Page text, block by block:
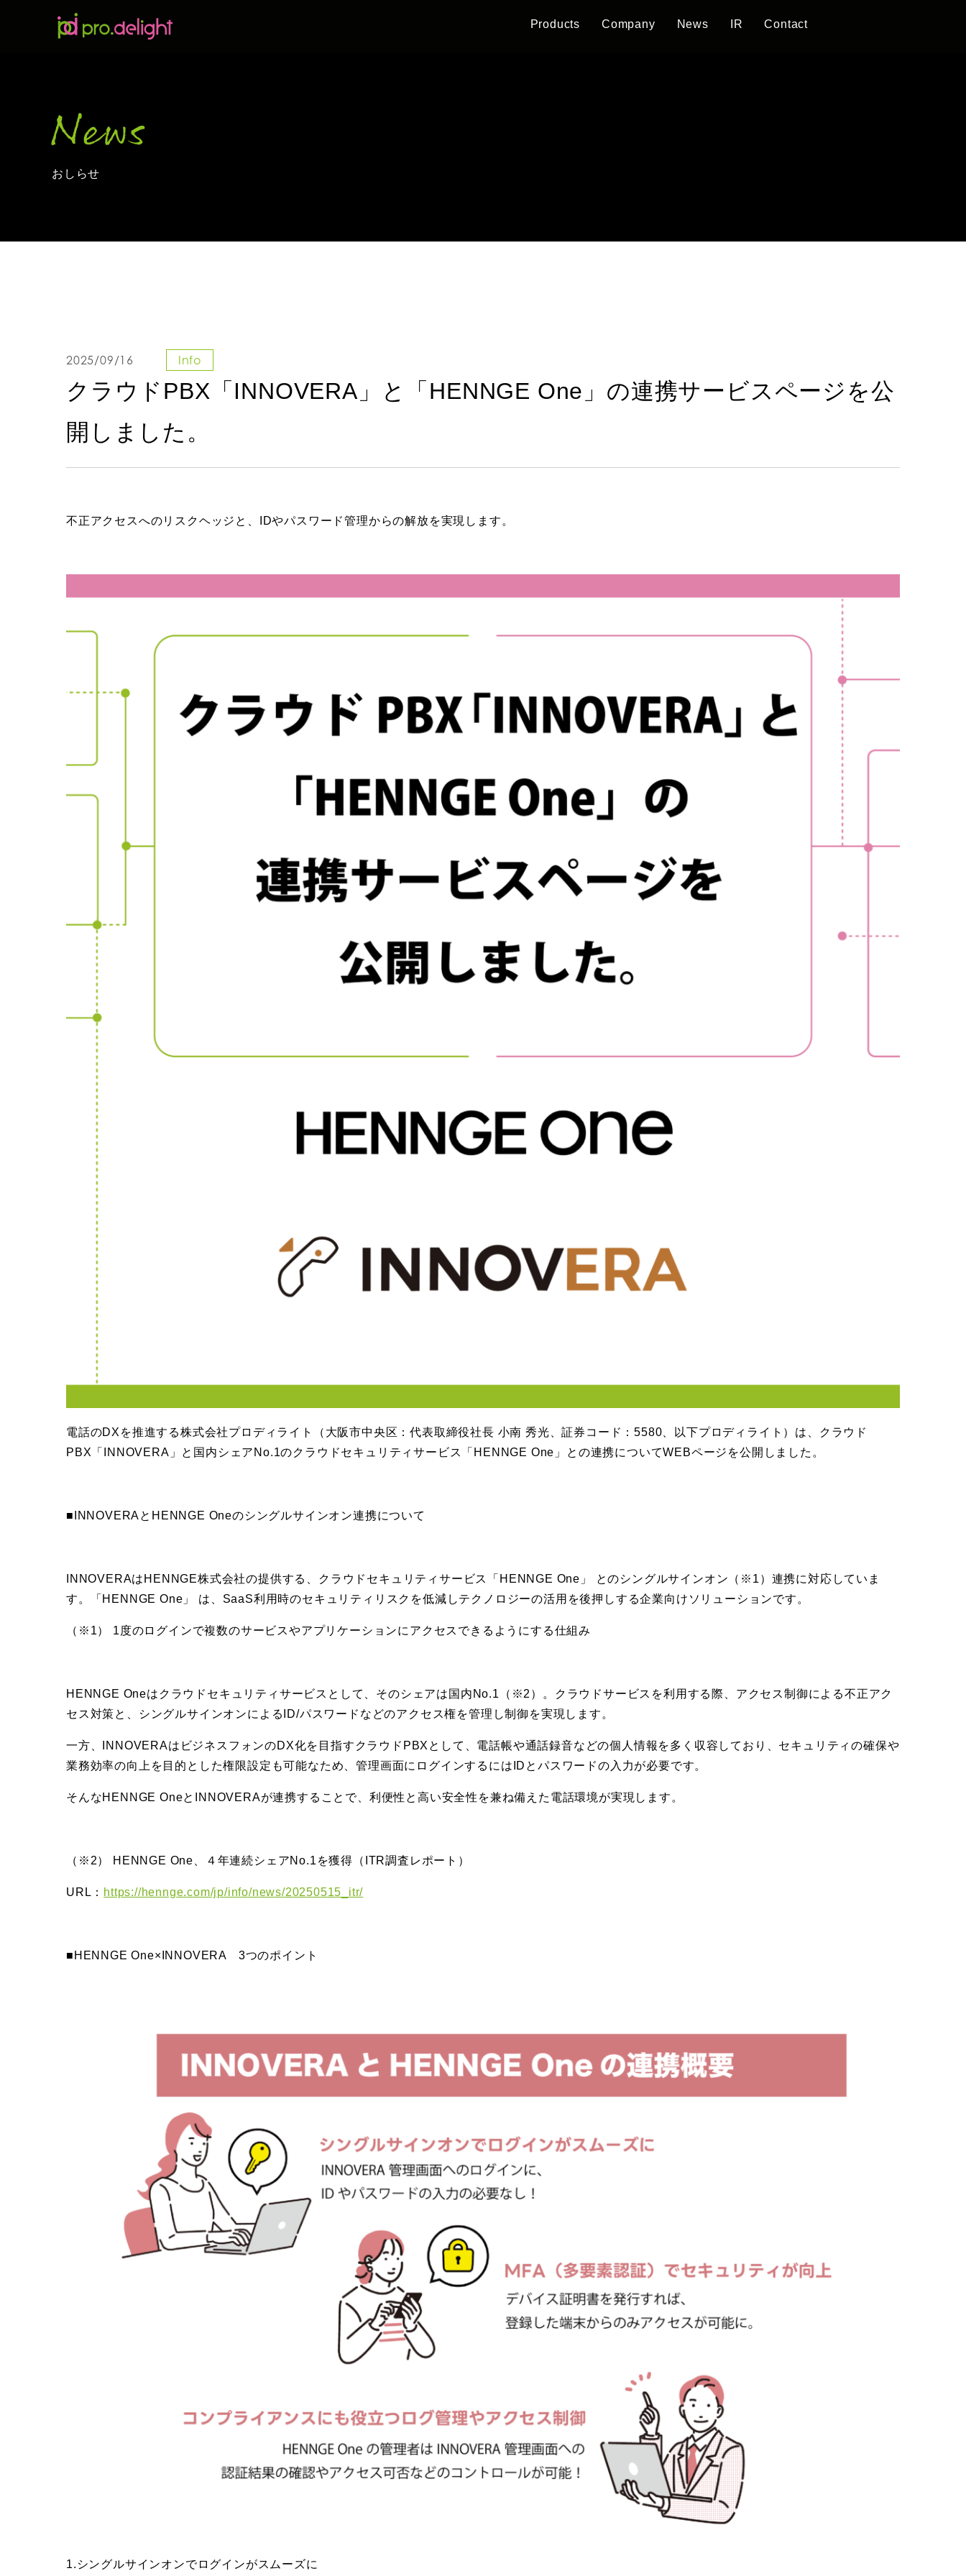
Products Company News IR Contact
News
おしらせ
2025/09/16 Info
クラウドPBX「INNOVERA」と「HENNGE One」の連携サービスページを公
開しました。
不正アクセスへのリスクヘッジと、IDやパスワード管理からの解放を実現します。
電話のDXを推進する株式会社プロディライト（大阪市中央区：代表取締役社長 小南 秀光、証券コード：5580、以下プロディライト）は、クラウド
PBX「INNOVERA」と国内シェアNo.1のクラウドセキュリティサービス「HENNGE One」との連携についてWEBページを公開しました。
■INNOVERAとHENNGE Oneのシングルサインオン連携について
INNOVERAはHENNGE株式会社の提供する、クラウドセキュリティサービス「HENNGE One」 とのシングルサインオン（※1）連携に対応していま
す。「HENNGE One」 は、SaaS利用時のセキュリティリスクを低減しテクノロジーの活用を後押しする企業向けソリューションです。
（※1） 1度のログインで複数のサービスやアプリケーションにアクセスできるようにする仕組み
HENNGE Oneはクラウドセキュリティサービスとして、そのシェアは国内No.1（※2）。クラウドサービスを利用する際、アクセス制御による不正アク
セス対策と、シングルサインオンによるID/パスワードなどのアクセス権を管理し制御を実現します。
一方、INNOVERAはビジネスフォンのDX化を目指すクラウドPBXとして、電話帳や通話録音などの個人情報を多く収容しており、セキュリティの確保や
業務効率の向上を目的とした権限設定も可能なため、管理画面にログインするにはIDとパスワードの入力が必要です。
そんなHENNGE OneとINNOVERAが連携することで、利便性と高い安全性を兼ね備えた電話環境が実現します。
（※2） HENNGE One、４年連続シェアNo.1を獲得（ITR調査レポート）
URL： https://hennge.com/jp/info/news/20250515_itr/
■HENNGE One×INNOVERA 3つのポイント
1.シングルサインオンでログインがスムーズに